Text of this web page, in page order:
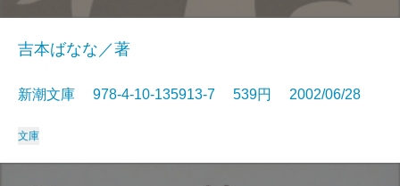
吉本ばなな／著
新潮文庫 978-4-10-135913-7 539円 2002/06/28
文庫